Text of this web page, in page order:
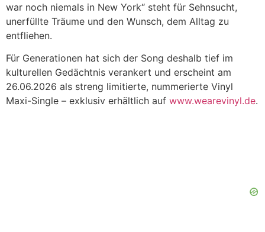
war noch niemals in New York“ steht für Sehnsucht,
unerfüllte Träume und den Wunsch, dem Alltag zu
entfliehen.
Für Generationen hat sich der Song deshalb tief im
kulturellen Gedächtnis verankert und erscheint am
26.06.2026 als streng limitierte, nummerierte Vinyl
Maxi-Single – exklusiv erhältlich auf www.wearevinyl.de.